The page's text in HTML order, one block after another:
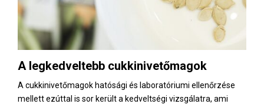
M
E
N
A legkedveltebb cukkinivetőmagok
A cukkinivetőmagok hatósági és laboratóriumi ellenőrzése
mellett ezúttal is sor került a kedveltségi vizsgálatra, ami